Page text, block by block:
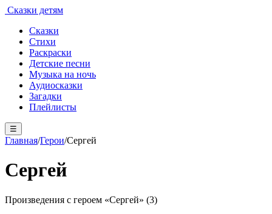
Сказки детям
Сказки
Стихи
Раскраски
Детские песни
Музыка на ночь
Аудиосказки
Загадки
Плейлисты
☰
Главная/Герои/Сергей
Сергей
Произведения с героем «Сергей» (3)